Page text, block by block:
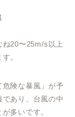
20〜25m/s以上
。
険な暴風」が予
あり、台風の中
多いです。